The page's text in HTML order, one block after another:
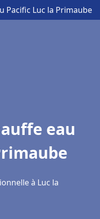
Pacific Luc la Primaube
eau
à Luc la